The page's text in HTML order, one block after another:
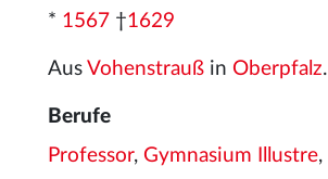
* 1567 †1629
Aus Vohenstrauß in Oberpfalz.
Berufe
Professor, Gymnasium Illustre,